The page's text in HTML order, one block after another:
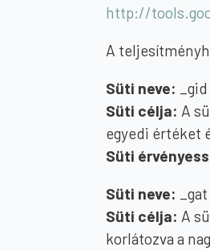
http://
A
Süti neve: _gid
Süti célja: A
egyedi értéket
Süti
Süti neve: _gat
Süti célja: A
korlátozva a